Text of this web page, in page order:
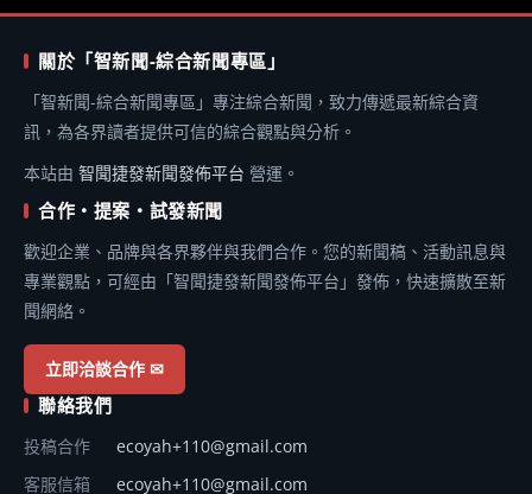
關於「智新聞-綜合新聞專區」
「智新聞-綜合新聞專區」專注綜合新聞，致力傳遞最新綜合資
訊，為各界讀者提供可信的綜合觀點與分析。
本站由 智聞捷發新聞發佈平台 營運。
合作・提案・試發新聞
歡迎企業、品牌與各界夥伴與我們合作。您的新聞稿、活動訊息與
專業觀點，可經由「智聞捷發新聞發佈平台」發佈，快速擴散至新
聞網絡。
立即洽談合作 ✉
聯絡我們
投稿合作
ecoyah+110@gmail.com
客服信箱
ecoyah+110@gmail.com